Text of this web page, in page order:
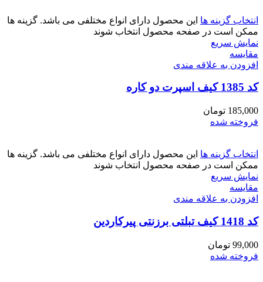
انتخاب گزینه ها این محصول دارای انواع مختلفی می باشد. گزینه ها
ممکن است در صفحه محصول انتخاب شوند
نمایش سریع
مقايسه
افزودن به علاقه مندی
کد 1385 کیف اسپرت دو کاره
185,000 تومان
فروخته شده
انتخاب گزینه ها این محصول دارای انواع مختلفی می باشد. گزینه ها
ممکن است در صفحه محصول انتخاب شوند
نمایش سریع
مقايسه
افزودن به علاقه مندی
کد 1418 کیف تبلتی برزنتی پیرکاردین
99,000 تومان
فروخته شده